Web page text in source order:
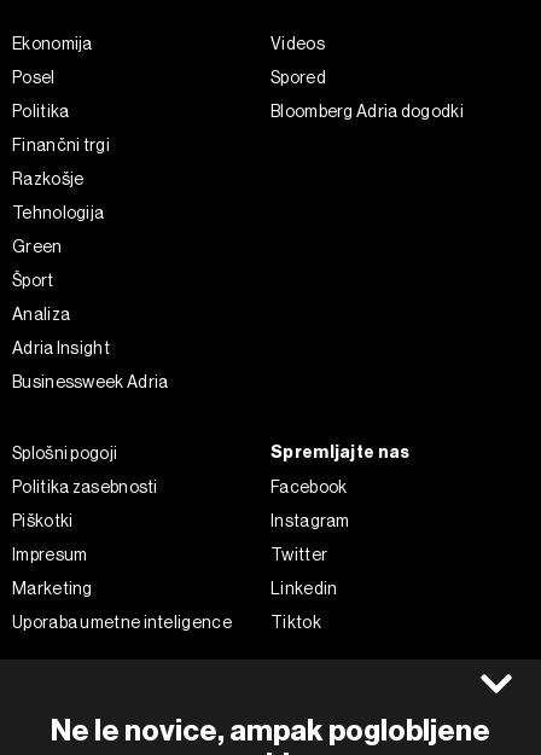
Ne le novice, ampak poglobljene
Ekonomija
Posel
Politika
Finančni trgi
Razkošje
Tehnologija
Green
Šport
Analiza
Adria Insight
Businessweek Adria
Videos
Spored
Bloomberg Adria dogodki
Splošni pogoji
Politika zasebnosti
Piškotki
Impresum
Marketing
Uporaba umetne inteligence
Spremljajte nas
Facebook
Instagram
Twitter
Linkedin
Tiktok
the BLOOMBERG logo are registered trademarks and service marks of
Bloomberg Finance L.P. or its subsidiaries, displayed with permission